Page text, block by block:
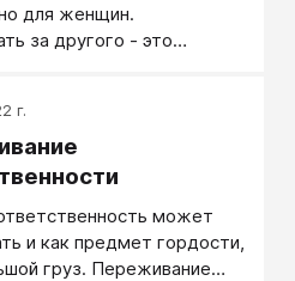
для женщин.
за другого - это
собой. Чувствование
для тех, кто
не собой, а другим
г.
может
и как предмет гордости,
груз. Переживание